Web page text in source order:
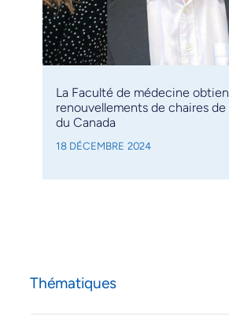
La Faculté de médecine
renouvellements de chaires
du Canada
18 DÉCEMBRE 2024
Thématiques